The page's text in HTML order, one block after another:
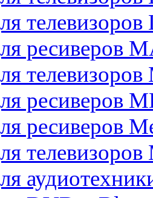
телевизоров
ресиверов
телевизоров
ресиверов
ресиверов
телевизоров